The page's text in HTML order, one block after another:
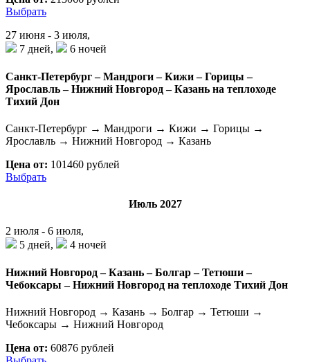
Выбрать
27 июня - 3 июля,
7 дней,
6 ночей
Санкт-Петербург – Мандроги – Кижи – Горицы –
Ярославль – Нижний Новгород – Казань на теплоходе
Тихий Дон
Санкт-Петербург → Мандроги → Кижи → Горицы →
Ярославль → Нижний Новгород → Казань
Цена от: 101460 рублей
Выбрать
Июль 2027
2 июля - 6 июля,
5 дней,
4 ночей
Нижний Новгород – Казань – Болгар – Тетюши –
Чебоксары – Нижний Новгород на теплоходе Тихий Дон
Нижний Новгород → Казань → Болгар → Тетюши →
Чебоксары → Нижний Новгород
Цена от: 60876 рублей